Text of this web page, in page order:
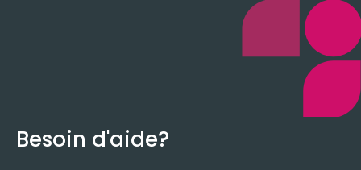
Besoin d'aide?